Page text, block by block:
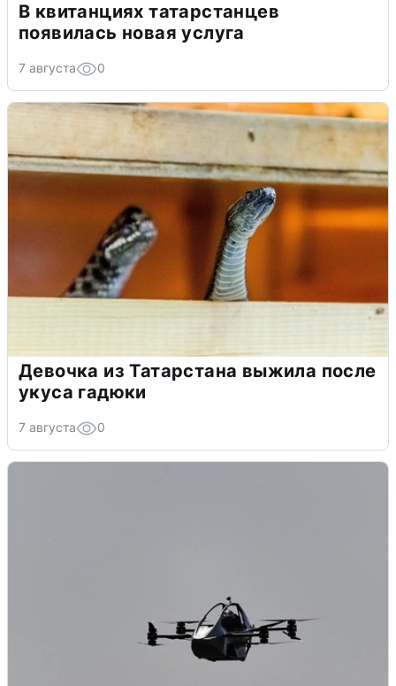
В квитанциях татарстанцев
появилась новая услуга
7 августа 0
Девочка из Татарстана выжила после
укуса гадюки
7 августа 0